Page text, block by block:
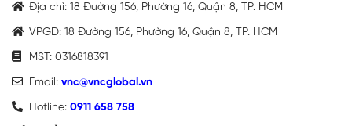
Địa chỉ: 18 Đường 156, Phường 16, Quận 8, TP. HCM
VPGD: 18 Đường 156, Phường 16, Quận 8, TP. HCM
MST: 0316818391
Email: vnc@vncglobal.vn
Hotline: 0911 658 758